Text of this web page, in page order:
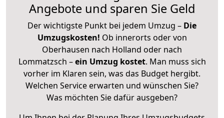
Angebote und sparen Sie Geld
Der wichtigste Punkt bei jedem Umzug – Die
Umzugskosten! Ob innerorts oder von
Oberhausen nach Holland oder nach
Lommatzsch –ein Umzug kostet. Man muss sich
vorher im Klaren sein, was das Budget hergibt.
Welchen Service erwarten und wünschen Sie?
Was möchten Sie dafür ausgeben?